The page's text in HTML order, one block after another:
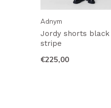
Adnym
Jordy shorts black
stripe
€225,00